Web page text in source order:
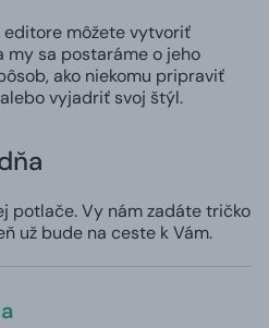
editore môžete vytvoriť
my sa postaráme o jeho
ako niekomu pripraviť
vyjadriť svoj štýl.
potlače. Vy nám zadáte tričko
už bude na ceste k Vám.